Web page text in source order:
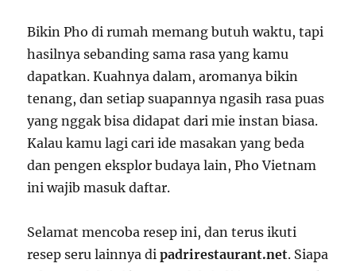
Bikin Pho di rumah memang butuh waktu, tapi
hasilnya sebanding sama rasa yang kamu
dapatkan. Kuahnya dalam, aromanya bikin
tenang, dan setiap suapannya ngasih rasa puas
yang nggak bisa didapat dari mie instan biasa.
Kalau kamu lagi cari ide masakan yang beda
dan pengen eksplor budaya lain, Pho Vietnam
ini wajib masuk daftar.
Selamat mencoba resep ini, dan terus ikuti
resep seru lainnya dipadrirestaurant.net. Siapa